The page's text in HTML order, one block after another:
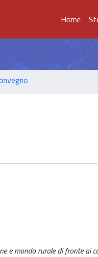
Home
e mondo rurale di fronte ai